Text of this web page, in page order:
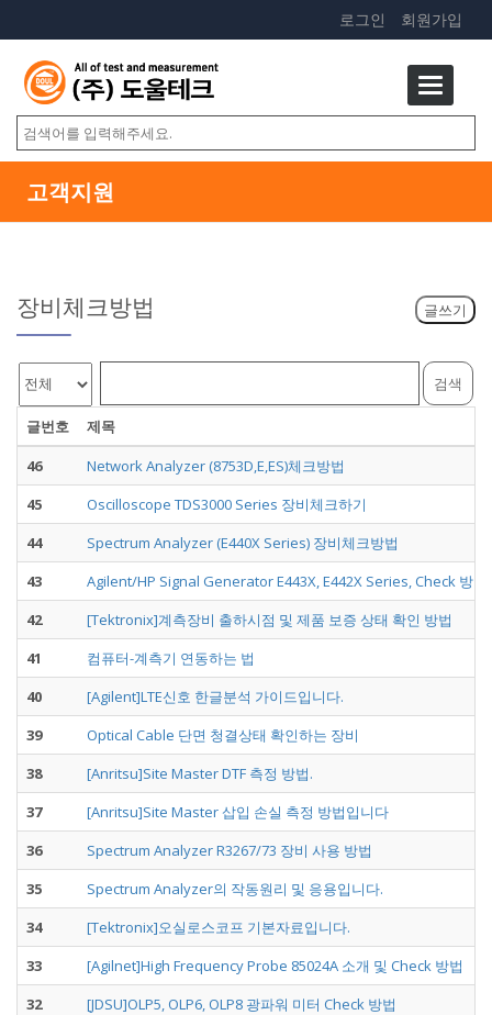
회원가입
로그인
고객지원
장비체크방법
글번호
제목
46
Network Analyzer (8753D,E,ES)체크방법
45
Oscilloscope TDS3000 Series 장비체크하기
44
Spectrum Analyzer (E440X Series) 장비체크방법
43
Agilent/HP Signal Generator E443X, E442X Series, Check 방법
42
[Tektronix]계측장비 출하시점 및 제품 보증 상태 확인 방법
41
컴퓨터-계측기 연동하는 법
40
[Agilent]LTE신호 한글분석 가이드입니다.
39
Optical Cable 단면 청결상태 확인하는 장비
38
[Anritsu]Site Master DTF 측정 방법.
37
[Anritsu]Site Master 삽입 손실 측정 방법입니다
36
Spectrum Analyzer R3267/73 장비 사용 방법
35
Spectrum Analyzer의 작동원리 및 응용입니다.
34
[Tektronix]오실로스코프 기본자료입니다.
33
[Agilnet]High Frequency Probe 85024A 소개 및 Check 방법
32
[JDSU]OLP5, OLP6, OLP8 광파워 미터 Check 방법